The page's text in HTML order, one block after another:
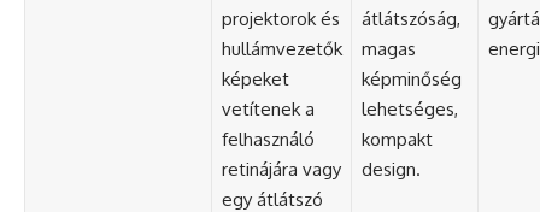
projektorok és
hullámvezetők
képeket
vetítenek a
felhasználó
retinájára vagy
egy átlátszó
átlátszóság,
magas
képminőség
lehetséges,
kompakt
design.